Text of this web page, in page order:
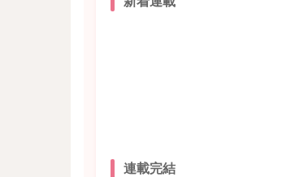
連載完結